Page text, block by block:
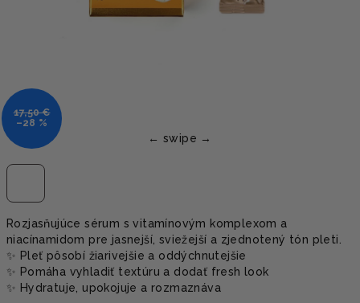
Rozjasňujúce sérum s vitamínovým komplexom a
niacínamidom pre jasnejší, sviežejší a zjednotený tón pleti.
✨ Pleť pôsobí žiarivejšie a oddýchnutejšie
✨ Pomáha vyhladiť textúru a dodať fresh look
✨ Hydratuje, upokojuje a rozmaznáva
17,50 €
–28 %